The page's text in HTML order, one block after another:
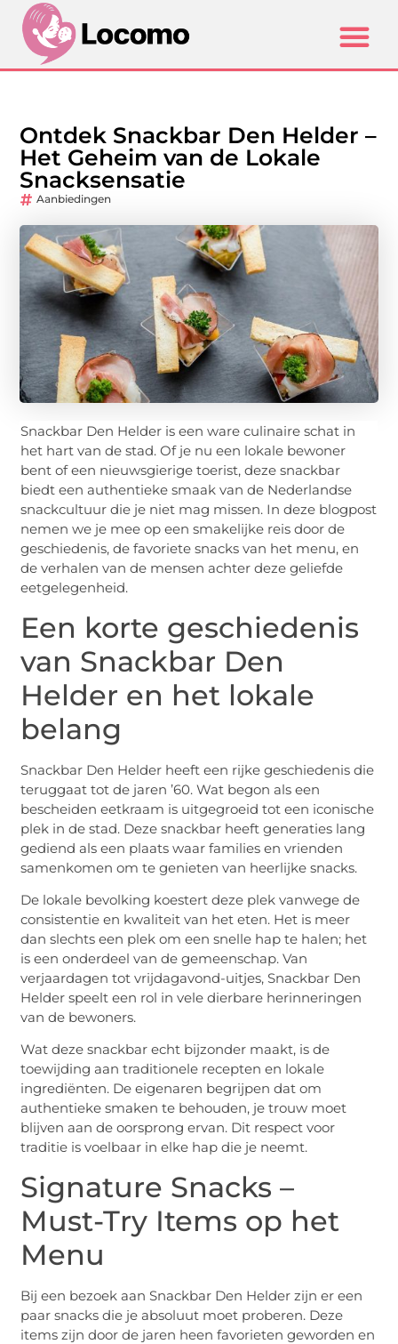
Ontdek Snackbar Den Helder –
Het Geheim van de Lokale
Snacksensatie
Aanbiedingen
Snackbar Den Helder is een ware culinaire schat in
het hart van de stad. Of je nu een lokale bewoner
bent of een nieuwsgierige toerist, deze snackbar
biedt een authentieke smaak van de Nederlandse
snackcultuur die je niet mag missen. In deze blogpost
nemen we je mee op een smakelijke reis door de
geschiedenis, de favoriete snacks van het menu, en
de verhalen van de mensen achter deze geliefde
eetgelegenheid.
Een korte geschiedenis
van Snackbar Den
Helder en het lokale
belang
Snackbar Den Helder heeft een rijke geschiedenis die
teruggaat tot de jaren ’60. Wat begon als een
bescheiden eetkraam is uitgegroeid tot een iconische
plek in de stad. Deze snackbar heeft generaties lang
gediend als een plaats waar families en vrienden
samenkomen om te genieten van heerlijke snacks.
De lokale bevolking koestert deze plek vanwege de
consistentie en kwaliteit van het eten. Het is meer
dan slechts een plek om een snelle hap te halen; het
is een onderdeel van de gemeenschap. Van
verjaardagen tot vrijdagavond-uitjes, Snackbar Den
Helder speelt een rol in vele dierbare herinneringen
van de bewoners.
Wat deze snackbar echt bijzonder maakt, is de
toewijding aan traditionele recepten en lokale
ingrediënten. De eigenaren begrijpen dat om
authentieke smaken te behouden, je trouw moet
blijven aan de oorsprong ervan. Dit respect voor
traditie is voelbaar in elke hap die je neemt.
Signature Snacks –
Must-Try Items op het
Menu
Bij een bezoek aan Snackbar Den Helder zijn er een
paar snacks die je absoluut moet proberen. Deze
items zijn door de jaren heen favorieten geworden en